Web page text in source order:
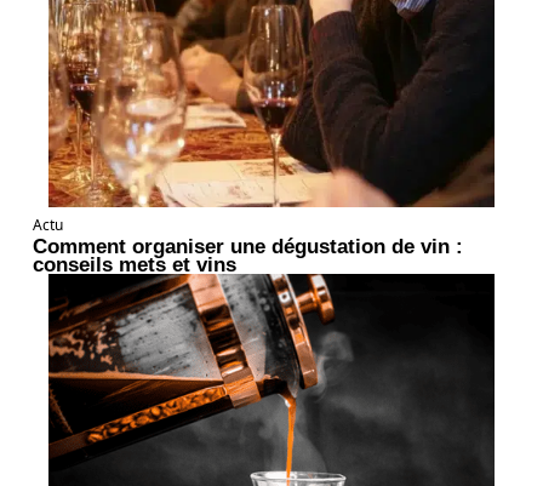
Actu
Comment organiser une dégustation de vin :
conseils mets et vins